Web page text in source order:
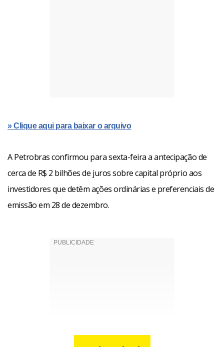
» Clique aqui para baixar o arquivo
A Petrobras confirmou para sexta-feira a antecipação de
cerca de R$ 2 bilhões de juros sobre capital próprio aos
investidores que detêm ações ordinárias e preferenciais de
emissão em 28 de dezembro.